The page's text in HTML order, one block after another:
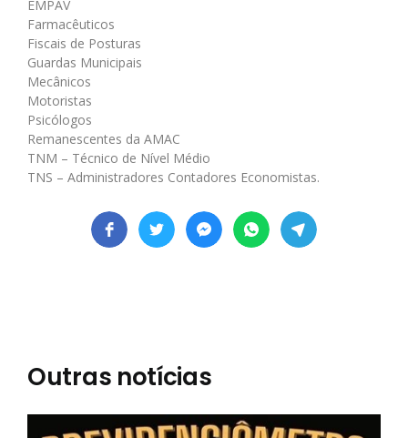
EMPAV
Farmacêuticos
Fiscais de Posturas
Guardas Municipais
Mecânicos
Motoristas
Psicólogos
Remanescentes da AMAC
TNM – Técnico de Nível Médio
TNS – Administradores Contadores Economistas.
Outras notícias